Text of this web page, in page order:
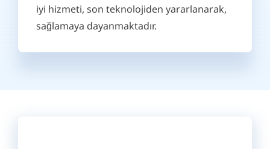
iyi hizmeti, son teknolojiden yararlanarak,
sağlamaya dayanmaktadır.